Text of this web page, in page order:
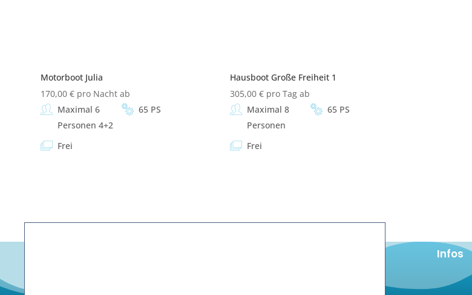
Motorboot Julia
170,00€ pro Nacht ab
Maximal 6
Personen 4+2
65 PS
Frei
Hausboot Große Freiheit 1
305,00 € pro Tag ab
Maximal 8
Personen
65 PS
Frei
Infos